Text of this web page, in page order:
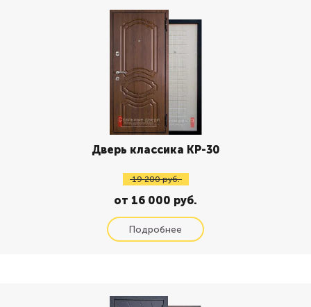
Дверь классика КР-30
19 200 руб.
от 16 000 руб.